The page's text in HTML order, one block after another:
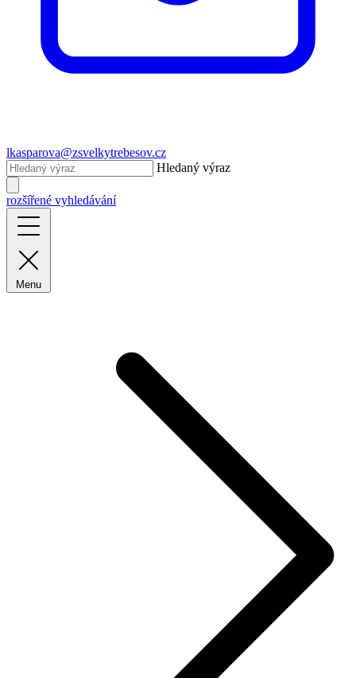
lkasparova@zsvelkytrebesov.cz
Hledaný výraz
rozšířené vyhledávání
Menu